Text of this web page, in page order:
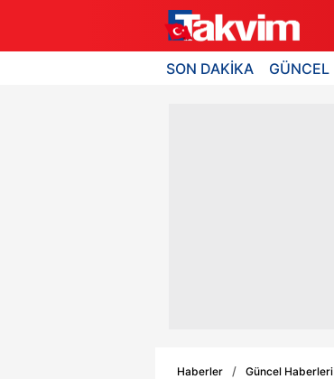
SON DAKİKA GÜNCEL
Haberler Güncel Haberleri